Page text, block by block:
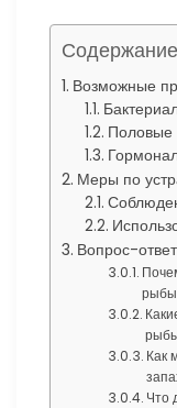
Содержание
Возможные
Половые
Меры по
Вопрос-
Как
Что